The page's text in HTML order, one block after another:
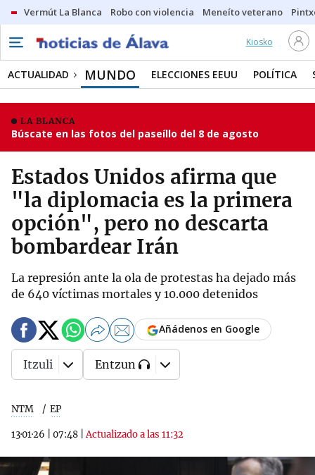
Vermút La Blanca Robo con violencia Meneíto veterano
Kiosko
ACTUALIDAD MUNDO ELECCIONES EEUU POLÍTICA
LA BLANCA
Búscate en las fotos del paseíllo del 8 de agosto
Estados Unidos afirma que
"la diplomacia es la primera
opción", pero no descarta
bombardear Irán
La represión ante la ola de protestas ha dejado más
de 640 víctimas mortales y 10.000 detenidos
NTM EP
13·01·26 07:48 |Actualizado a las 11:32
Añádenos en Google
Itzuli Entzun